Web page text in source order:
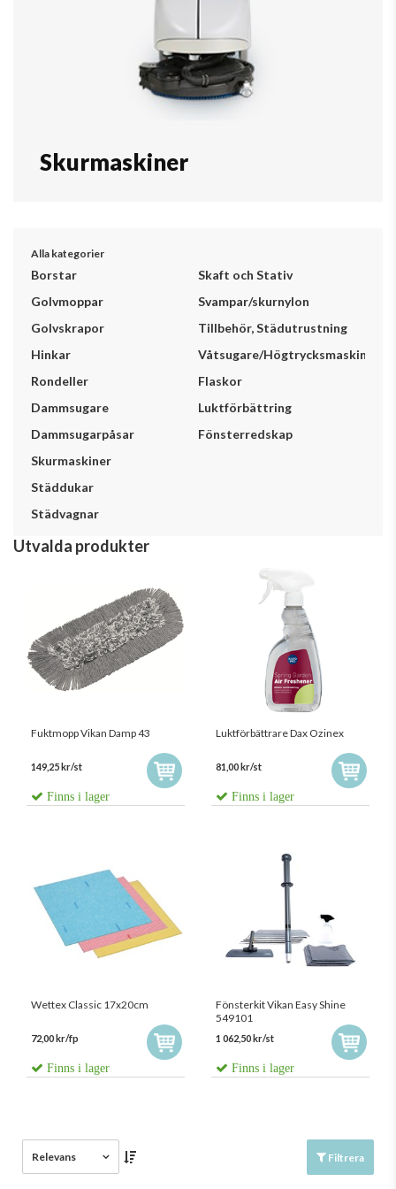
Skurmaskiner
Alla kategorier
Borstar
Golvmoppar
Golvskrapor
Hinkar
Rondeller
Skaft och Stativ
Svampar/skurnylon
Tillbehör, Städutrustning
Våtsugare/Högtrycksmaskiner
Flaskor
Dammsugare
Dammsugarpåsar
Skurmaskiner
Städdukar
Städvagnar
Luktförbättring
Fönsterredskap
Utvalda produkter
Fuktmopp Vikan Damp 43
149,25 kr/st
Finns i lager
Luktförbättrare Dax Ozinex
81,00 kr/st
Finns i lager
Wettex Classic 17x20cm
72,00 kr/fp
Finns i lager
Fönsterkit Vikan Easy Shine
549101
1 062,50 kr/st
Finns i lager
Relevans Filtrera